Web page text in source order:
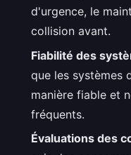
d'urgence, le
collision avant.
Fiabilité des
que les systèmes
manière fiable et
fréquents.
Évaluations des